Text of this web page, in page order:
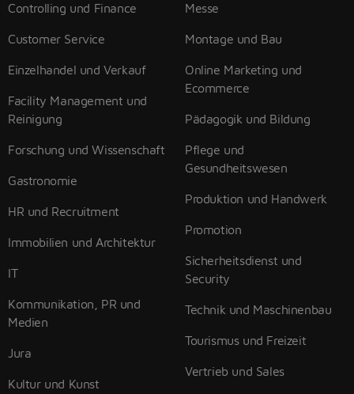
Controlling und Finance
Customer Service
Einzelhandel und Verkauf
Facility Management und
Reinigung
Forschung und Wissenschaft
Gastronomie
HR und Recruitment
Immobilien und Architektur
IT
Kommunikation, PR und
Medien
Jura
Kultur und Kunst
Messe
Montage und Bau
Online Marketing und
Ecommerce
Pädagogik und Bildung
Pflege und
Gesundheitswesen
Produktion und Handwerk
Promotion
Sicherheitsdienst und
Security
Technik und Maschinenbau
Tourismus und Freizeit
Vertrieb und Sales